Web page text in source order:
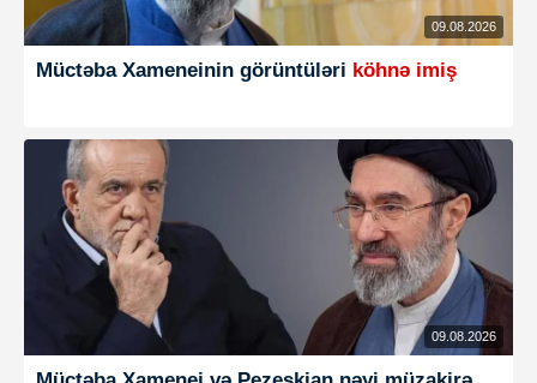
09.08.2026
Müctəba Xameneinin görüntüləri köhnə imiş
09.08.2026